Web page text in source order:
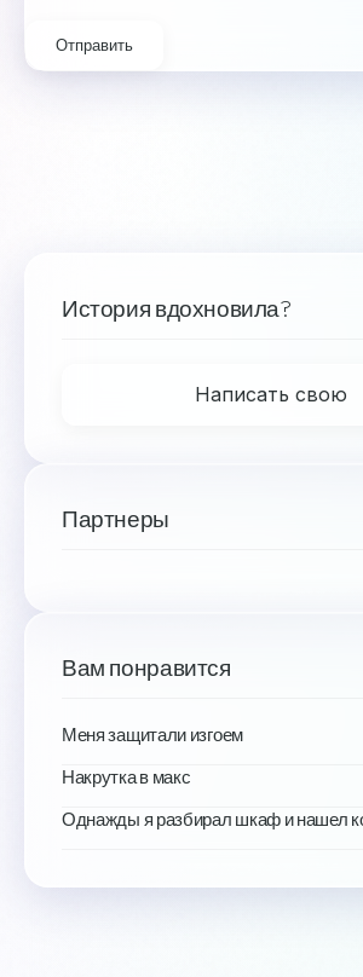
Отправить
История вдохновила?
Написать свою
Партнеры
Вам понравится
Меня защитали изгоем
Накрутка в макс
Однажды я разбирал шкаф и нашел